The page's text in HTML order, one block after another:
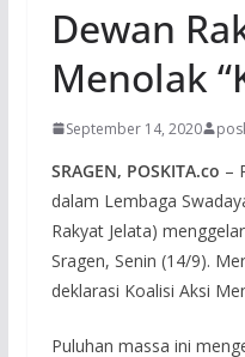
Dewan
Menolak
September 14, 2020
SRAGEN, POSKITA.co –
dalam Lembaga
Rakyat Jelata)
Sragen, Senin (14/9).
deklarasi Koalisi Aksi
Puluhan massa ini